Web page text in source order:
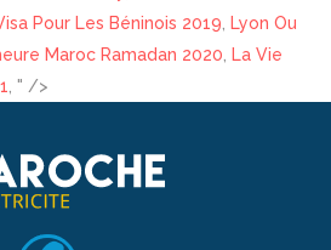
Pour Les Béninois 2019
Lyon Ou
Maroc Ramadan 2020
La Vie
, " />